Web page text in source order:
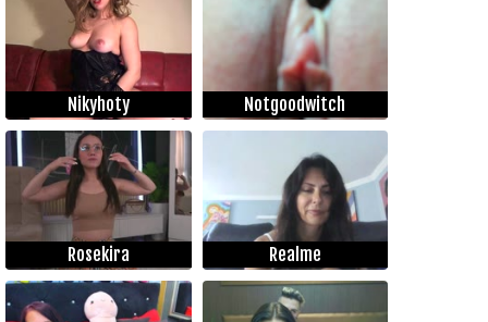
Nikyhoty Notgoodwitch
Rosekira Realme